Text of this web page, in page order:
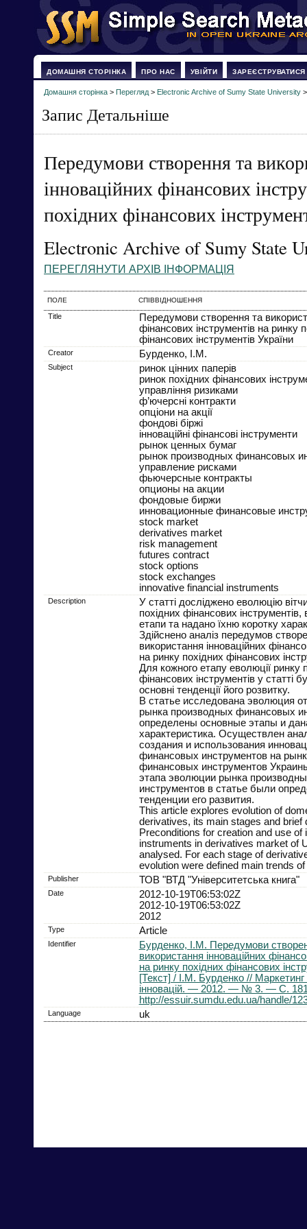
ДОМАШНЯ СТОРІНКА ПРО НАС УВІЙТИ ЗАРЕЄСТРУВАТИСЯ
Домашня сторінка > Перегляд > Electronic Archive of Sumy State University
Запис Детальніше
Передумови створення та
інноваційних фінансових
похідних фінансових
Electronic Archive of Sumy State
ПЕРЕГЛЯНУТИ АРХІВ ІНФОРМАЦІЯ
ПОЛЕ СПІВВІДНОШЕННЯ
Title
Передумови створення та
фінансових інструментів на ринку
фінансових інструментів України
Creator Бурденко, І.М.
Subject
ринок цінних паперів
ринок похідних фінансових
управління ризиками
ф’ючерсні контракти
опціони на акції
фондові біржі
інноваційні фінансові інструменти
рынок ценных бумаг
рынок производных финансовых
управление рисками
фьючерсные контракты
опционы на акции
фондовые биржи
инновационные финансовые
stock market
derivatives market
risk management
futures contract
stock options
stock exchanges
innovative financial instruments
Description
У статті досліджено еволюцію
похідних фінансових інструментів,
етапи та надано їхню коротку
Здійснено аналіз передумов
використання інноваційних
на ринку похідних фінансових
Для кожного етапу еволюції ринку
фінансових інструментів у статті
основні тенденції його розвитку.
В статье исследована эволюция
рынка производных финансовых
определены основные этапы и
характеристика. Осуществлен
создания и использования
финансовых инструментов на
финансовых инструментов
этапа эволюции рынка
инструментов в статье были
тенденции его развития.
This article explores evolution of
derivatives, its main stages and brief
Preconditions for creation and use of
instruments in derivatives market of
analysed. For each stage of
evolution were defined main trends
Publisher ТОВ "ВТД "Університетська книга"
Date
2012-10-19T06:53:02Z
2012-10-19T06:53:02Z
2012
Type Article
Identifier
Бурденко, І.М. Передумови
використання інноваційних
на ринку похідних фінансових
[Текст] / І.М. Бурденко //
інновацій. — 2012. — № 3. — С.
http://essuir.sumdu.edu.ua/handle/
Language uk